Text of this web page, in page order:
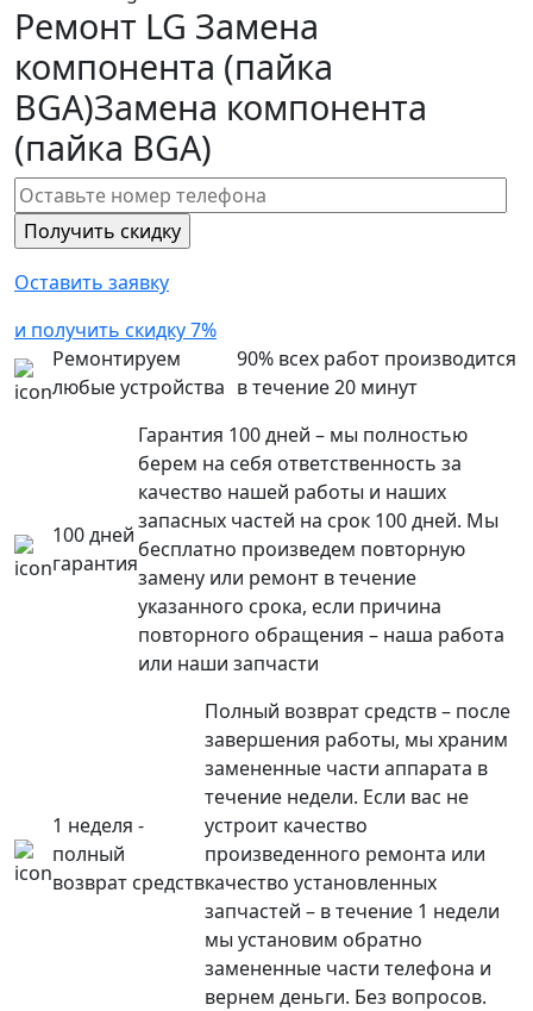
Ремонт LG Замена
компонента (пайка
BGA)Замена компонента
(пайка BGA)
Оставить заявку
и получить скидку 7%
Ремонтируем
любые устройства
90% всех работ производится
в течение 20 минут
100 дней
гарантия
Гарантия 100 дней – мы полностью
берем на себя ответственность за
качество нашей работы и наших
запасных частей на срок 100 дней. Мы
бесплатно произведем повторную
замену или ремонт в течение
указанного срока, если причина
повторного обращения – наша работа
или наши запчасти
1 неделя -
полный
возврат средств
Полный возврат средств – после
завершения работы, мы храним
замененные части аппарата в
течение недели. Если вас не
устроит качество
произведенного ремонта или
качество установленных
запчастей – в течение 1 недели
мы установим обратно
замененные части телефона и
вернем деньги. Без вопросов.